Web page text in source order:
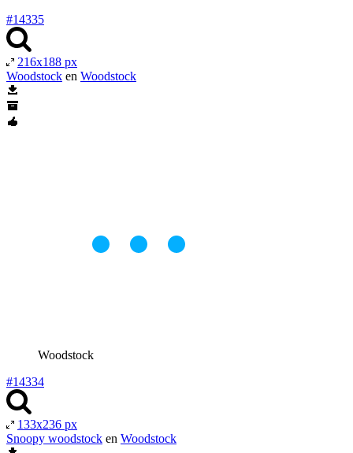
#14335
216x188 px
Woodstock en Woodstock
Woodstock
#14334
133x236 px
Snoopy woodstock en Woodstock